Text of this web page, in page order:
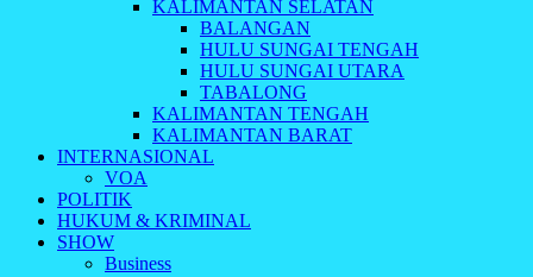
KALIMANTAN SELATAN
BALANGAN
HULU SUNGAI TENGAH
HULU SUNGAI UTARA
TABALONG
KALIMANTAN TENGAH
KALIMANTAN BARAT
INTERNASIONAL
VOA
POLITIK
HUKUM & KRIMINAL
SHOW
Business